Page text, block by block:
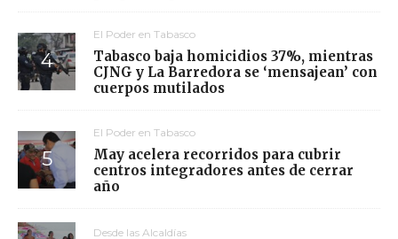
El Poder en Tabasco
Tabasco baja homicidios 37%, mientras
CJNG y La Barredora se ‘mensajean’ con
cuerpos mutilados
El Poder en Tabasco
May acelera recorridos para cubrir
centros integradores antes de cerrar
año
Desde las Alcaldías